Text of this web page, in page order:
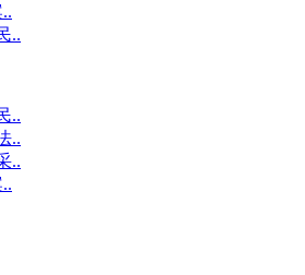
..
..
..
..